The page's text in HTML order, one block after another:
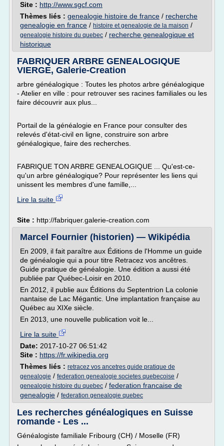
Site : http://www.sgcf.com
Thèmes liés : genealogie histoire de france / recherche
genealogie en france / histoire et genealogie de la maison /
genealogie histoire du quebec / recherche genealogique et
historique
FABRIQUER ARBRE GENEALOGIQUE
VIERGE, Galerie-Creation
arbre généalogique : Toutes les photos arbre généalogique
- Atelier en ville : pour retrouver ses racines familiales ou les
faire découvrir aux plus...
Portail de la généalogie en France pour consulter des
relevés d'état-civil en ligne, construire son arbre
généalogique, faire des recherches.
FABRIQUE TON ARBRE GENEALOGIQUE ... Qu'est-ce-
qu'un arbre généalogique? Pour représenter les liens qui
unissent les membres d'une famille,...
Lire la suite
Site : http://fabriquer.galerie-creation.com
Marcel Fournier (historien) — Wikipédia
En 2009, il fait paraître aux Éditions de l'Homme un guide
de généalogie qui a pour titre Retracez vos ancêtres.
Guide pratique de généalogie. Une édition a aussi été
publiée par Québec-Loisir en 2010.
En 2012, il publie aux Éditions du Septentrion La colonie
nantaise de Lac Mégantic. Une implantation française au
Québec au XIXe siècle.
En 2013, une nouvelle publication voit le...
Lire la suite
Date: 2017-10-27 06:51:42
Site : https://fr.wikipedia.org
Thèmes liés : retracez vos ancetres guide pratique de
genealogie / federation genealogie societes quebecoise /
genealogie histoire du quebec / federation francaise de
genealogie / federation genealogie quebec
Les recherches généalogiques en Suisse
romande - Les ...
Généalogiste familiale Fribourg (CH) / Moselle (FR)